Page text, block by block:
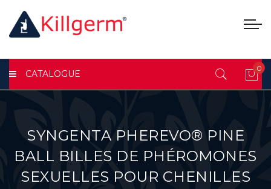
CATALOGUE
0
SYNGENTA PHEREVO® PINE
BALL BILLES DE PHÉROMONES
SEXUELLES POUR CHENILLES